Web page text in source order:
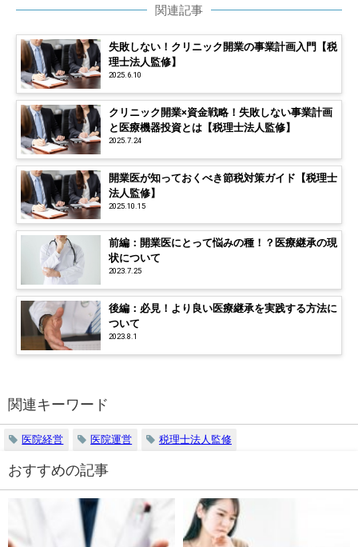
関連記事
失敗しない！クリニック開業の事業計画入門【税
理士法人監修】
2025.6.10
クリニック開業×資金戦略！失敗しない事業計画
と医療機器投資とは【税理士法人監修】
2025.7.24
開業医が知っておくべき節税対策ガイド【税理士
法人監修】
2025.10.15
前編：開業医にとって悩みの種！？医療継承の現
状について
2023.7.25
後編：必見！より良い医療継承を実践する方法に
ついて
2023.8.1
関連キーワード
医院経営 医院運営 税理士法人監修
おすすめの記事